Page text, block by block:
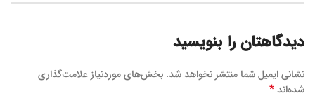
دیدگاهتان را بنویسید
نشانی ایمیل شما منتشر نخواهد شد. بخش‌های موردنیاز علامت‌گذاری
شده‌اند*